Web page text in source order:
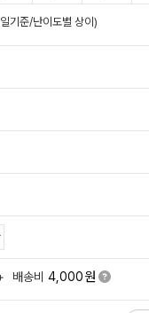
기준/난이도별 상이)
배송비 4,000원